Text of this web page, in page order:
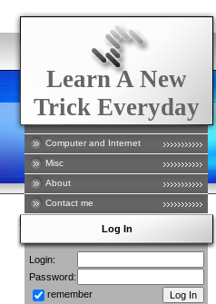
Learn A New
Trick Everyday
Computer and Internet
Misc
About
Contact me
Log In
Login:
Password:
remember